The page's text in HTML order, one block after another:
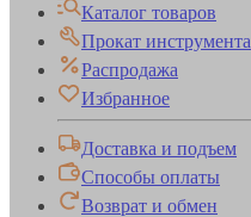
Каталог товаров
Прокат инструмента
Распродажа
Избранное
Доставка и подъем
Способы оплаты
Возврат и обмен